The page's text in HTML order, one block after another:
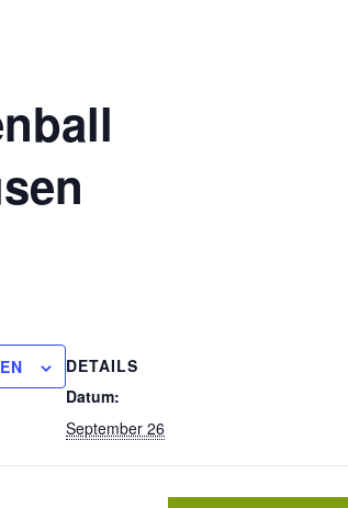
DETAILS
Datum:
September 26